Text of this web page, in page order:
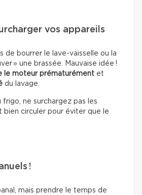
vos appareils
de bourrer le lave-vaisselle ou la
» une brassée. Mauvaise idée !
le moteur prématurément et
du lavage.
frigo, ne surchargez pas les
bien circuler pour éviter que le
!
mais prendre le temps de